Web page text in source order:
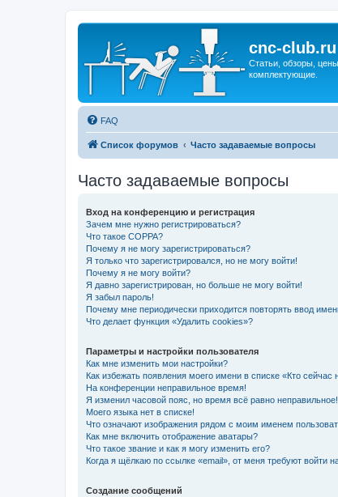
cnc-club.ru
Статьи, обзоры,
комплектующие.
FAQ
Список форумов Часто задаваемые вопросы
Часто задаваемые вопросы
Вход на конференцию и регистрация
Зачем мне нужно регистрироваться?
Что такое COPPA?
Почему я не могу зарегистрироваться?
Я только что зарегистрировался, но не могу войти!
Почему я не могу войти?
Я давно зарегистрирован, но больше не могу войти!
Я забыл пароль!
Почему мне периодически приходится повторять ввод
Что делает функция «Удалить cookies»?
Параметры и настройки пользователя
Как мне изменить мои настройки?
Как избежать появления моего имени в списке «Кто сейчас
На конференции неправильное время!
Я изменил часовой пояс, но время всё равно неправильное!
Моего языка нет в списке!
Что означают изображения рядом с моим именем
Как мне включить отображение аватары?
Что такое звание и как я могу изменить его?
Когда я щёлкаю по ссылке «email», от меня требуют войти
Создание сообщений